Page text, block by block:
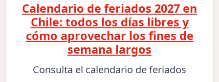
Calendario de feriados 2027 en
Chile: todos los días libres y
cómo aprovechar los fines de
semana largos
Consulta el calendario de feriados